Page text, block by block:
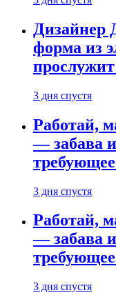
Дизайнер
форма из
3 дня спустя
Работай,
— забава
3 дня спустя
Работай,
— забава
3 дня спустя